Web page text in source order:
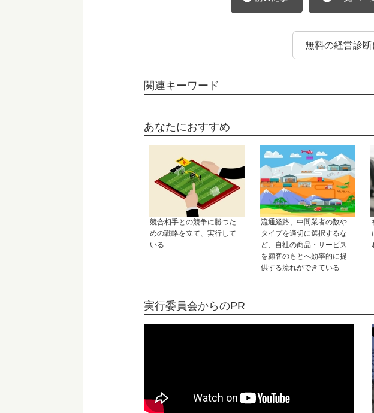
無料の経営診
関連キーワード
あなたにおすすめ
競合相手との競争に勝つた
めの戦略を立て、実行して
いる
流通経路、中間業者の数や
タイプを適切に選択するな
ど、自社の商品・サービス
を顧客のもとへ効率的に提
供する流れができている
実行委員会からのPR